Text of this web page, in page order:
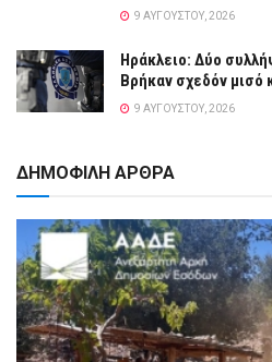
9 ΑΥΓΟΎΣΤΟΥ, 2026
Ηράκλειο: Δύο
Βρήκαν σχεδόν μισό
9 ΑΥΓΟΎΣΤΟΥ, 2026
ΔΗΜΟΦΙΛΗ ΑΡΘΡΑ